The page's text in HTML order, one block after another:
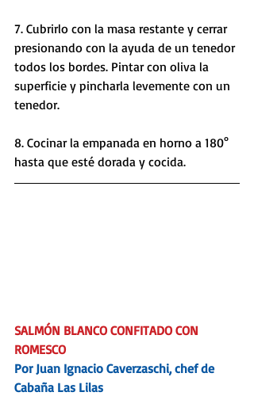
7. Cubrirlo con la masa restante y cerrar
presionando con la ayuda de un tenedor
todos los bordes. Pintar con oliva la
superficie y pincharla levemente con un
tenedor.
8. Cocinar la empanada en horno a 180°
hasta que esté dorada y cocida.
SALMÓN BLANCO CONFITADO CON
ROMESCO
Por Juan Ignacio Caverzaschi, chef de
Cabaña Las Lilas